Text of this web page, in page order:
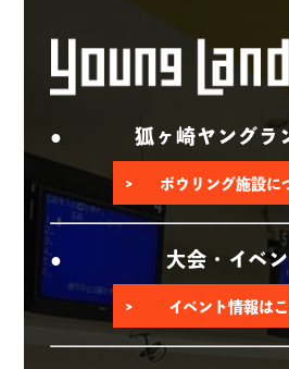
狐ヶ崎ヤングラ
ボウリング施設に
大会・イベ
イベント情報は